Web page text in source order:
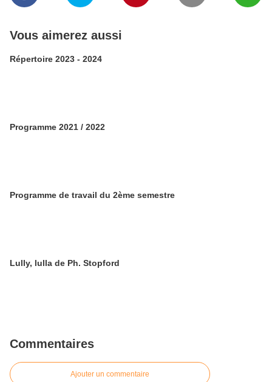
Vous aimerez aussi
Répertoire 2023 - 2024
Programme 2021 / 2022
Programme de travail du 2ème semestre
Lully, lulla de Ph. Stopford
Commentaires
Ajouter un commentaire